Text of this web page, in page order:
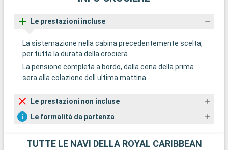
Le prestazioni incluse
La sistemazione nella cabina precedentemente scelta,
per tutta la durata della crociera
La pensione completa a bordo, dalla cena della prima
sera alla colazione dell ultima mattina.
Le prestazioni non incluse
Le formalità da partenza
TUTTE LE NAVI DELLA ROYAL CARIBBEAN